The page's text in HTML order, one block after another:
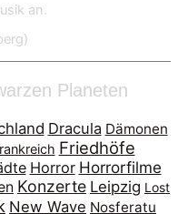
an.
Planeten
Dracula Dämonen
Friedhöfe
Horror Horrorfilme
Konzerte Leipzig Lost
New Wave Nosferatu